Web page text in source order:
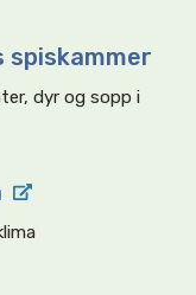
spiskammer
dyr og sopp i